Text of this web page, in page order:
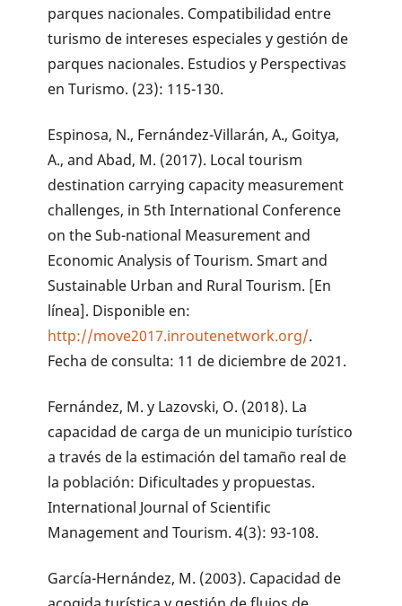
parques nacionales. Compatibilidad entre
turismo de intereses especiales y gestión de
parques nacionales. Estudios y Perspectivas
en Turismo. (23): 115-130.
Espinosa, N., Fernández-Villarán, A., Goitya,
A., and Abad, M. (2017). Local tourism
destination carrying capacity measurement
challenges, in 5th International Conference
on the Sub-national Measurement and
Economic Analysis of Tourism. Smart and
Sustainable Urban and Rural Tourism. [En
línea]. Disponible en:
http://move2017.inroutenetwork.org/.
Fecha de consulta: 11 de diciembre de 2021.
Fernández, M. y Lazovski, O. (2018). La
capacidad de carga de un municipio turístico
a través de la estimación del tamaño real de
la población: Dificultades y propuestas.
International Journal of Scientific
Management and Tourism. 4(3): 93-108.
García-Hernández, M. (2003). Capacidad de